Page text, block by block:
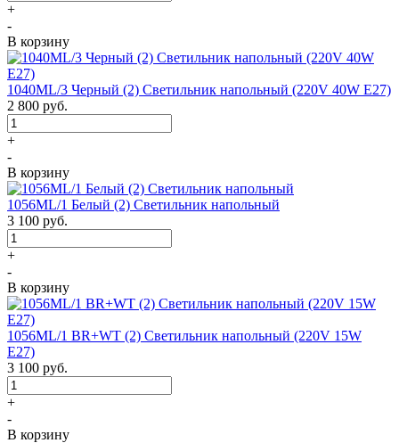
+
-
В корзину
1040ML/3 Черный (2) Светильник напольный (220V 40W E27)
2 800 руб.
+
-
В корзину
1056ML/1 Белый (2) Светильник напольный
3 100 руб.
+
-
В корзину
1056ML/1 BR+WT (2) Светильник напольный (220V 15W
E27)
3 100 руб.
+
-
В корзину